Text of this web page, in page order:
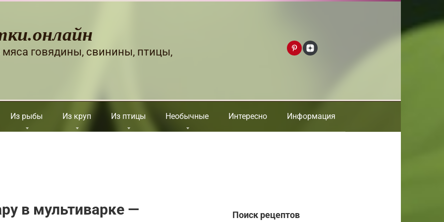
мяса говядины, свинины, птицы,
Из рыбы Из круп Из птицы Необычные Интересно Информация
в мультиварке —
Поиск рецептов